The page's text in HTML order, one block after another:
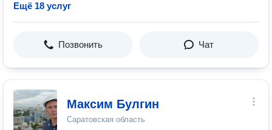
Ещё 18 услуг
Позвонить Чат
Максим Булгин
Саратовская область